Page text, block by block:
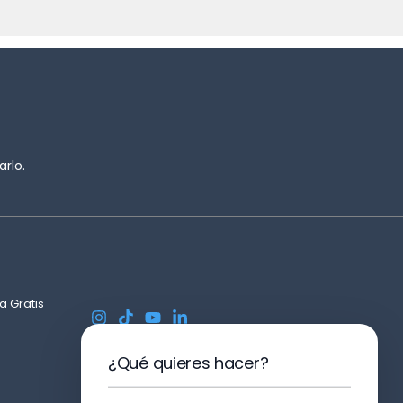
Gratis
¿Qué quieres hacer?